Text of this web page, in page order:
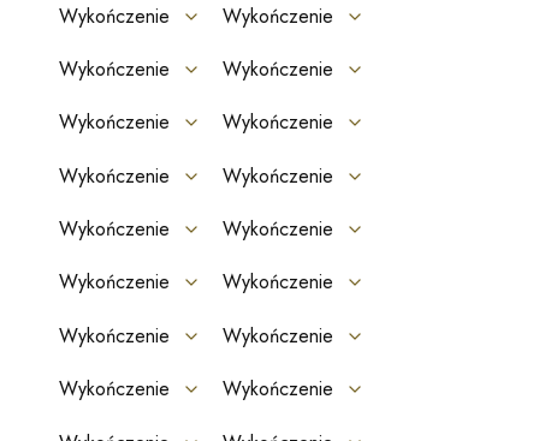
Wykończenie
Wykończenie
Wykończenie
Wykończenie
Wykończenie
Wykończenie
Wykończenie
Wykończenie
Wykończenie
Wykończenie
Wykończenie
Wykończenie
Wykończenie
Wykończenie
Wykończenie
Wykończenie